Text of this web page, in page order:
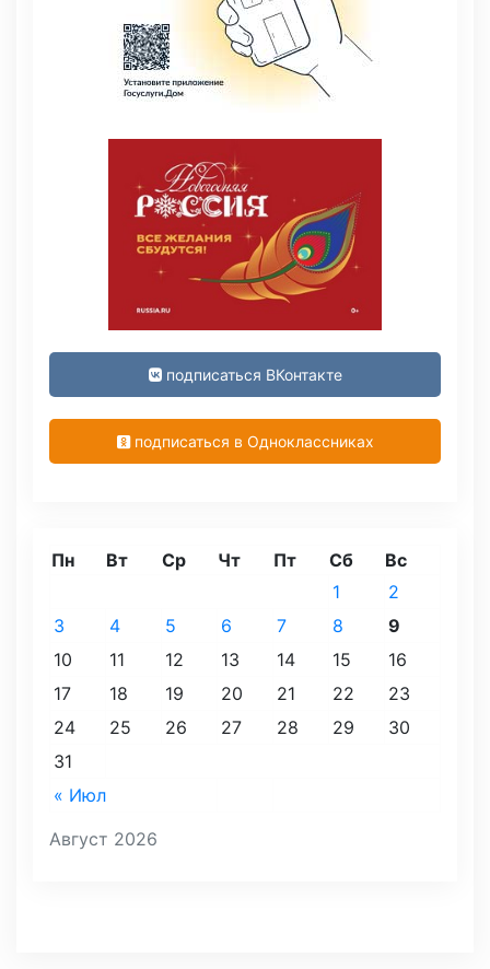
подписаться ВКонтакте
подписаться в Одноклассниках
Август 2026
Пн Вт Ср Чт Пт Сб Вс
« Июл
1
2
3
4 5 6 7 8
9
10
11 12 13 14 15
16
17
18 19 20 21 22
23
24
25 26 27 28 29
30
31